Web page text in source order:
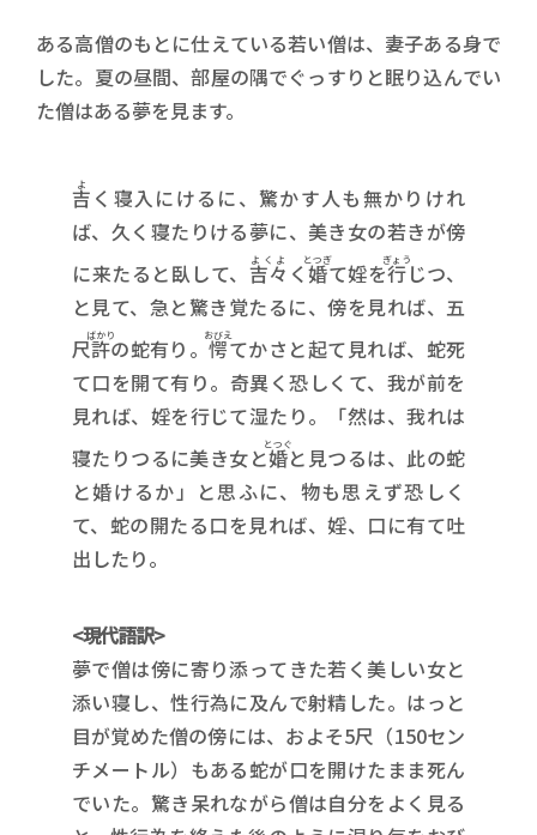
ある高僧のもとに仕えている若い僧は、妻子ある身で
した。夏の昼間、部屋の隅でぐっすりと眠り込んでい
た僧はある夢を見ます。
吉
よ
く寝入にけるに、驚かす人も無かりけれ
ば、久く寝たりける夢に、美き女の若きが傍
に来たると臥して、 吉々
よくよ く婚
とつぎて婬を行
ぎょうじつ、
と見て、急と驚き覚たるに、傍を見れば、五
尺許
ばかりの蛇有り。愕
おびえてかさと起て見れば、蛇死
て口を開て有り。奇異く恐しくて、我が前を
見れば、婬を行じて湿たり。「然は、我れは
寝たりつるに美き女と婚
とつぐと見つるは、此の蛇
と婚けるか」と思ふに、物も思えず恐しく
て、蛇の開たる口を見れば、婬、口に有て吐
出したり。
<現代語訳>
夢で僧は傍に寄り添ってきた若く美しい女と
添い寝し、性行為に及んで射精した。はっと
目が覚めた僧の傍には、およそ5尺（150セン
チメートル）もある蛇が口を開けたまま死ん
でいた。驚き呆れながら僧は自分をよく見る